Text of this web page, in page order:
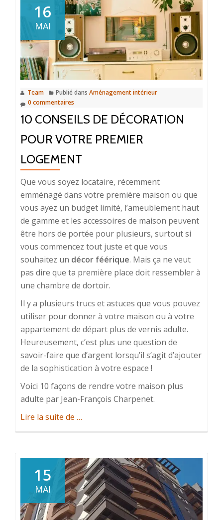
16
MAI
Team Publié dans Aménagement intérieur
0 commentaires
10 CONSEILS DE DÉCORATION
POUR VOTRE PREMIER
LOGEMENT
Que vous soyez locataire, récemment
emménagé dans votre première maison ou que
vous ayez un budget limité, l’ameublement haut
de gamme et les accessoires de maison peuvent
être hors de portée pour plusieurs, surtout si
vous commencez tout juste et que vous
souhaitez un décor féérique. Mais ça ne veut
pas dire que ta première place doit ressembler à
une chambre de dortoir.
Il y a plusieurs trucs et astuces que vous pouvez
utiliser pour donner à votre maison ou à votre
appartement de départ plus de vernis adulte.
Heureusement, c’est plus une question de
savoir-faire que d’argent lorsqu’il s’agit d’ajouter
de la sophistication à votre espace !
Voici 10 façons de rendre votre maison plus
adulte par Jean-François Charpenet.
Lire la suite de à
de
décoration
pour
votre
…
15
MAI